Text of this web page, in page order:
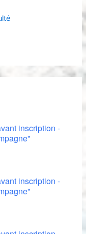
inscription -
inscription -